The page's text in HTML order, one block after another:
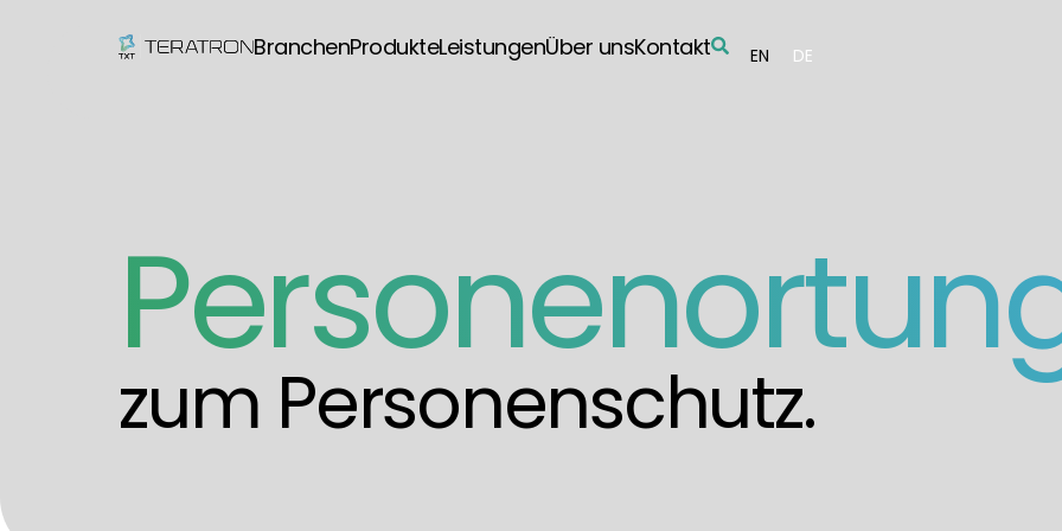
BranchenProdukteLeistungenÜber unsKontakt EN DE
zum Personenschutz.